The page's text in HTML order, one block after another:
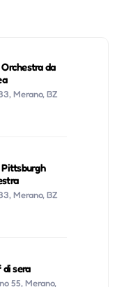
da
Merano, BZ
Merano, BZ
sera
55, Merano,